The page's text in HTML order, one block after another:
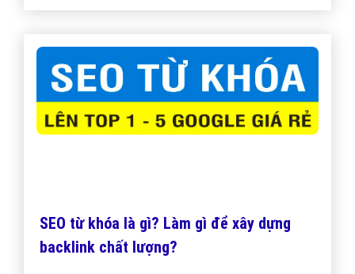
SEO từ khóa là gì? Làm gì để xây dựng
backlink chất lượng?